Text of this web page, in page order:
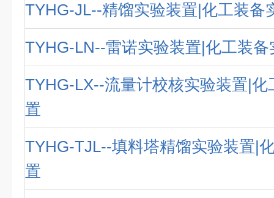
TYHG-JL--精馏实验装置|化工装备
TYHG-LN--雷诺实验装置|化工装备
TYHG-LX--流量计校核实验装置|化
置
TYHG-TJL--填料塔精馏实验装置|
置